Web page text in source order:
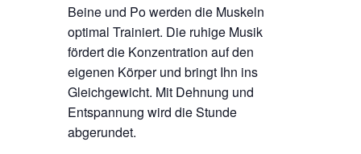
Beine und Po werden die Muskeln
optimal Trainiert. Die ruhige Musik
fördert die Konzentration auf den
eigenen Körper und bringt Ihn ins
Gleichgewicht. Mit Dehnung und
Entspannung wird die Stunde
abgerundet.